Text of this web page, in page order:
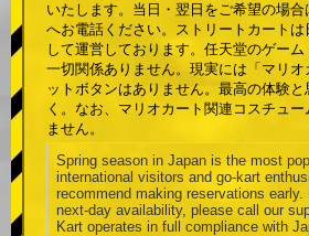
いたします。当日・翌日をご希望の場
へお電話ください。ストリートカート
して運営しております。任天堂のゲー
一切関係ありません。現実には「マリ
ットボタンはありません。最高の体験
く。なお、マリオカート関連コスチュ
ません。
Spring season in Japan is the most
international visitors and go-kart
recommend making reservations early.
next-day availability, please call our
Kart operates in full compliance with